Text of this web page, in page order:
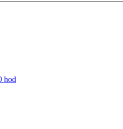
hod